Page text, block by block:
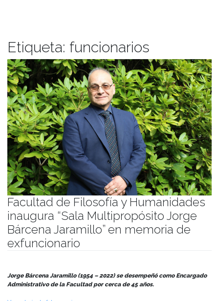
Etiqueta: funcionarios
Facultad de Filosofía y Humanidades
inaugura “Sala Multipropósito Jorge
Bárcena Jaramillo” en memoria de
exfuncionario
Jorge Bárcena Jaramillo (1954 – 2022) se desempeñó como Encargado
Administrativo de la Facultad por cerca de 45 años.